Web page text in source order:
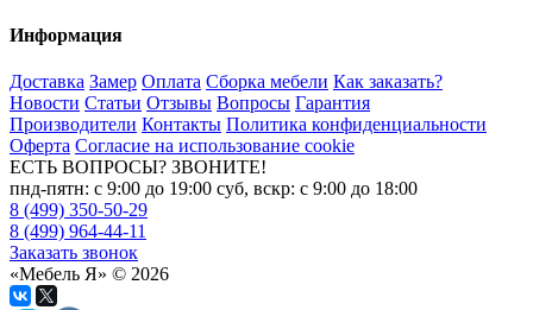
Информация
Доставка Замер Оплата Сборка мебели Как заказать?
Новости Статьи Отзывы Вопросы Гарантия
Производители Контакты Политика конфиденциальности
Оферта Согласие на использование cookie
ЕСТЬ ВОПРОСЫ? ЗВОНИТЕ!
пнд-пятн: с 9:00 до 19:00 суб, вскр: с 9:00 до 18:00
8 (499) 350-50-29
8 (499) 964-44-11
Заказать звонок
«Мебель Я» © 2026